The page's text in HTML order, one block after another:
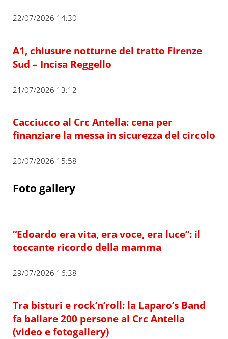
22/07/2026 14:30
A1, chiusure notturne del tratto Firenze
Sud – Incisa Reggello
21/07/2026 13:12
Cacciucco al Crc Antella: cena per
finanziare la messa in sicurezza del circolo
20/07/2026 15:58
Foto gallery
“Edoardo era vita, era voce, era luce”: il
toccante ricordo della mamma
29/07/2026 16:38
Tra bisturi e rock’n’roll: la Laparo’s Band
fa ballare 200 persone al Crc Antella
(video e fotogallery)